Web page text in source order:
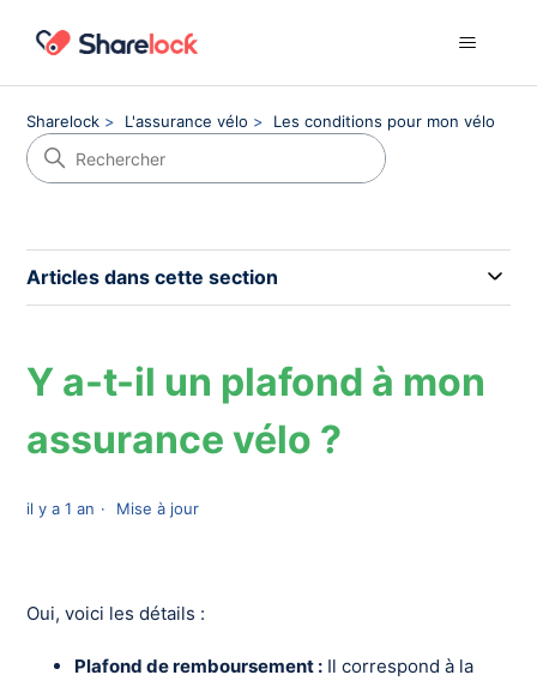
Sharelock L'assurance vélo Les conditions pour mon vélo
Articles dans cette section
Y a-t-il un plafond à mon
assurance vélo ?
il y a 1 an Mise à jour
Oui, voici les détails :
Plafond de remboursement : Il correspond à la